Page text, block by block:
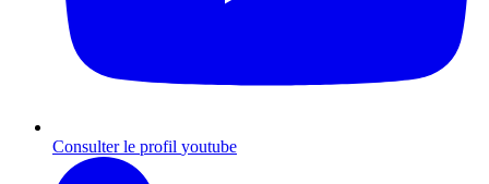
Consulter le profil youtube